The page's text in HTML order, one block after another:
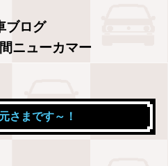
ブログ
ニューカマー
さまです～！